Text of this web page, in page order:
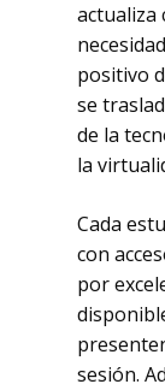
actualiza
positivo
se
de la
la
Cada
con
por
sesión.